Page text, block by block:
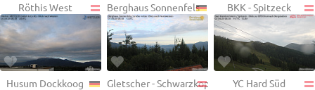
Röthis West Berghaus Sonnenfels BKK - Spitzeck
Husum Dockkoog Gletscher - Schwarzkopf YC Hard Süd